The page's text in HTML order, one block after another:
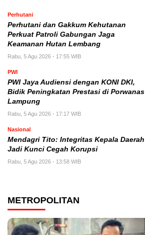
Perhutani
Perhutani dan Gakkum Kehutanan
Perkuat Patroli Gabungan Jaga
Keamanan Hutan Lembang
Rabu, 5 Agu 2026 - 17:55 WIB
PWI
PWI Jaya Audiensi dengan KONI DKI,
Bidik Peningkatan Prestasi di Porwanas
Lampung
Rabu, 5 Agu 2026 - 17:17 WIB
Nasional
Mendagri Tito: Integritas Kepala Daerah
Jadi Kunci Cegah Korupsi
Rabu, 5 Agu 2026 - 13:58 WIB
METROPOLITAN